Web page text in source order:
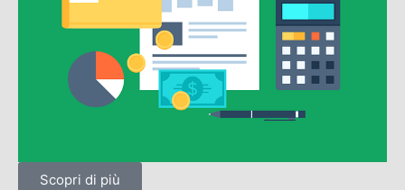
Scopri di più